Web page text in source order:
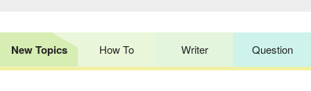
New Topics How To Writer Question